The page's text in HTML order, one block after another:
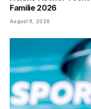
Familie 2026
August 9, 2026